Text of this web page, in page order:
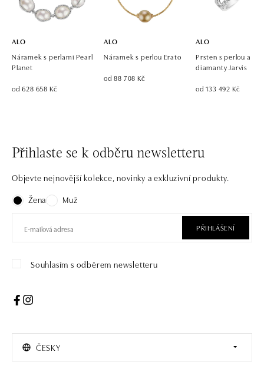
ALO
Náramek s perlami Pearl
Planet
od 628 658 Kč
ALO
Náramek s perlou Erato
od 88 708 Kč
ALO
Prsten s perlou a
diamanty Jarvis
od 133 492 Kč
Přihlaste se k odběru newsletteru
Objevte nejnovější kolekce, novinky a exkluzivní produkty.
Žena
Muž
PŘIHLÁŠENÍ
Souhlasím s odběrem newsletteru
ČESKY